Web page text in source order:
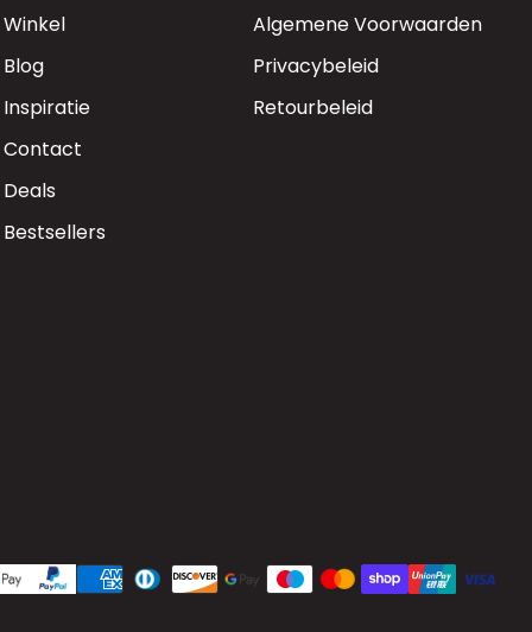
Winkel
Blog
Inspiratie
Contact
Deals
Bestsellers
Algemene Voorwaarden
Privacybeleid
Retourbeleid